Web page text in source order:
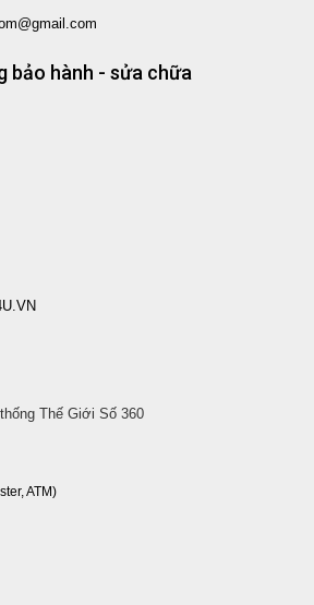
bảo hành - sửa chữa
Thế Giới Số 360
ATM)